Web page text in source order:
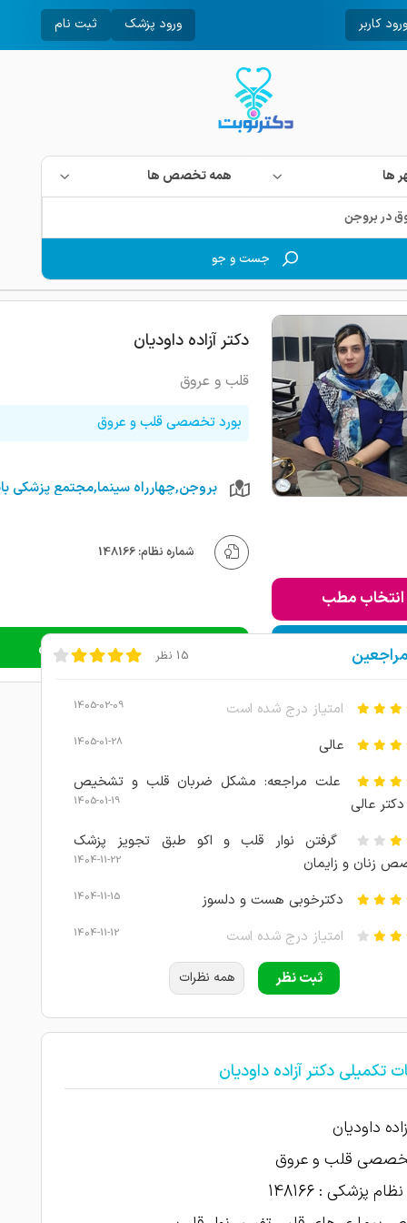
ورود کاربر ورود پزشک ثبت نام
ها همه تخصص ها
جست و جو
انتخاب مطب
به لیست من
دکتر آزاده داودیان
قلب و عروق
بورد تخصصی قلب و عروق
بروجن,چهارراه سینما,مجتمع پزشکی
شماره نظام: 148166
دریافت نوبت اینترنتی 15 نظر
امتیاز درج شده است 1405-02-09
عالی 1405-01-28
علت مراجعه: مشکل ضربان قلب و تشخیص
عالی
1405-01-19
گرفتن نوار قلب و اکو طبق تجویز پزشک
زنان و زایمان
1404-11-22
دکترخوبی هست و دلسوز 1404-11-15
امتیاز درج شده است 1404-11-12
پیشنهاد میکنم
من دو سال ک مریض دکترم و از توجه کردن ب
حساس بود سر نحوه مصرف داروها و مراقبت هام و
هم ب بیمارها توجه میکنن و احترام میزارن
خیلی عالی
ثبت نظر همه نظرات
تکمیلی دکتر آزاده داودیان
داودیان
قلب و عروق
پزشکی : 148166